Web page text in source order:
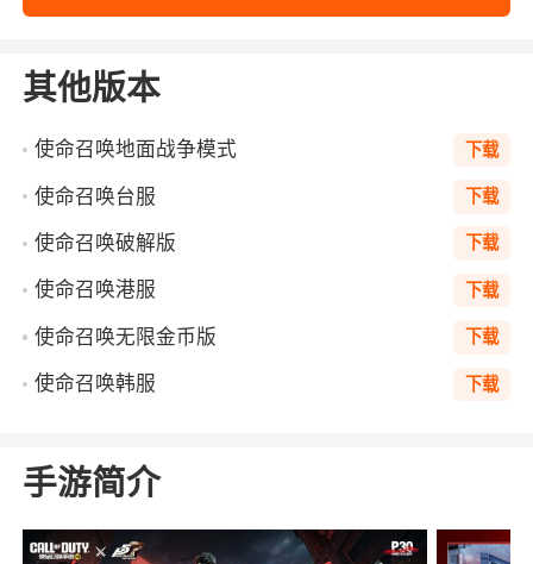
其他版本
使命召唤地面战争模式 下载
使命召唤台服 下载
使命召唤破解版 下载
使命召唤港服 下载
使命召唤无限金币版 下载
使命召唤韩服 下载
手游简介